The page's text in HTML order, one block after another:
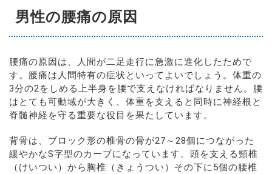
男性の腰痛の原因
腰痛の原因は、人間が二足走行に急激に進化したためで
す。腰痛は人間特有の症状といってよいでしょう。体重の
3分の2をしめる上半身を腰で支えなければなりません。腰
はとても可動域が大きく、体重を支えると同時に神経根と
脊髄神経を守る重要な役目を果たしています。
背骨は、ブロック形の椎骨の骨が27～28個につながった
緩やかなS字型のカーブになっています。頭を支える頸椎
（けいつい）から胸椎（きょうつい）その下に5個の腰椎